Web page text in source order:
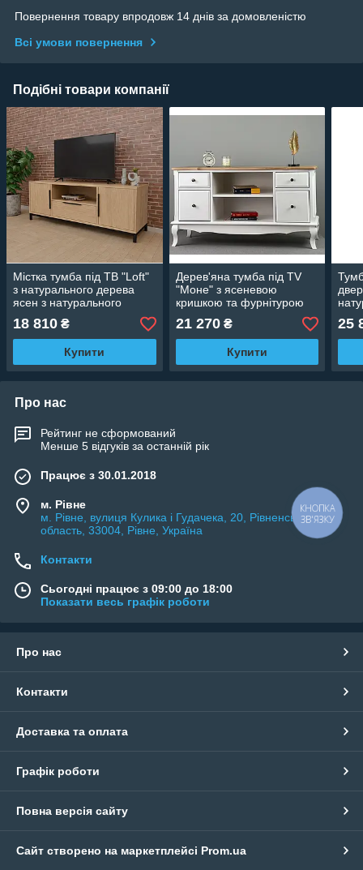
Повернення товару впродовж 14 днів за домовленістю
Всі умови повернення
Подібні товари компанії
Містка тумба під ТВ "Loft"
з натурального дерева
ясен з натурального
18 810 ₴
Купити
Дерев'яна тумба під TV
"Моне" з ясеневою
кришкою та фурнітурою
21 270₴
Купити
25
Про нас
Рейтинг не сформований
Менше 5 відгуків за останній рік
Працює з 30.01.2018
м. Рівне
м. Рівне, вулиця Кулика і Гудачека, 20, Рівненська
область, 33004, Рівне, Україна
Контакти
Сьогодні працює з 09:00 до 18:00
Показати весь графік роботи
Про нас
Контакти
Доставка та оплата
Графік роботи
Повна версія сайту
Сайт створено на маркетплейсі Prom.ua
КНОПКА
ЗВ'ЯЗКУ